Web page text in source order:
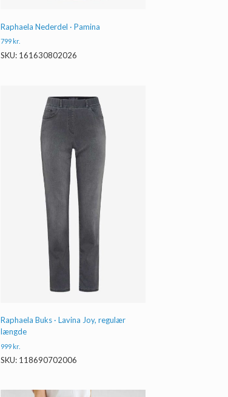
Raphaela Nederdel · Pamina
799 kr.
SKU: 161630802026
Raphaela Buks · Lavina Joy, regulær
længde
999kr.
SKU: 118690702006